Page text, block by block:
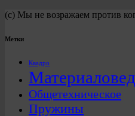
(с) Мы не возражаем против
Метки
Квадро
Общетехническое
Пружины